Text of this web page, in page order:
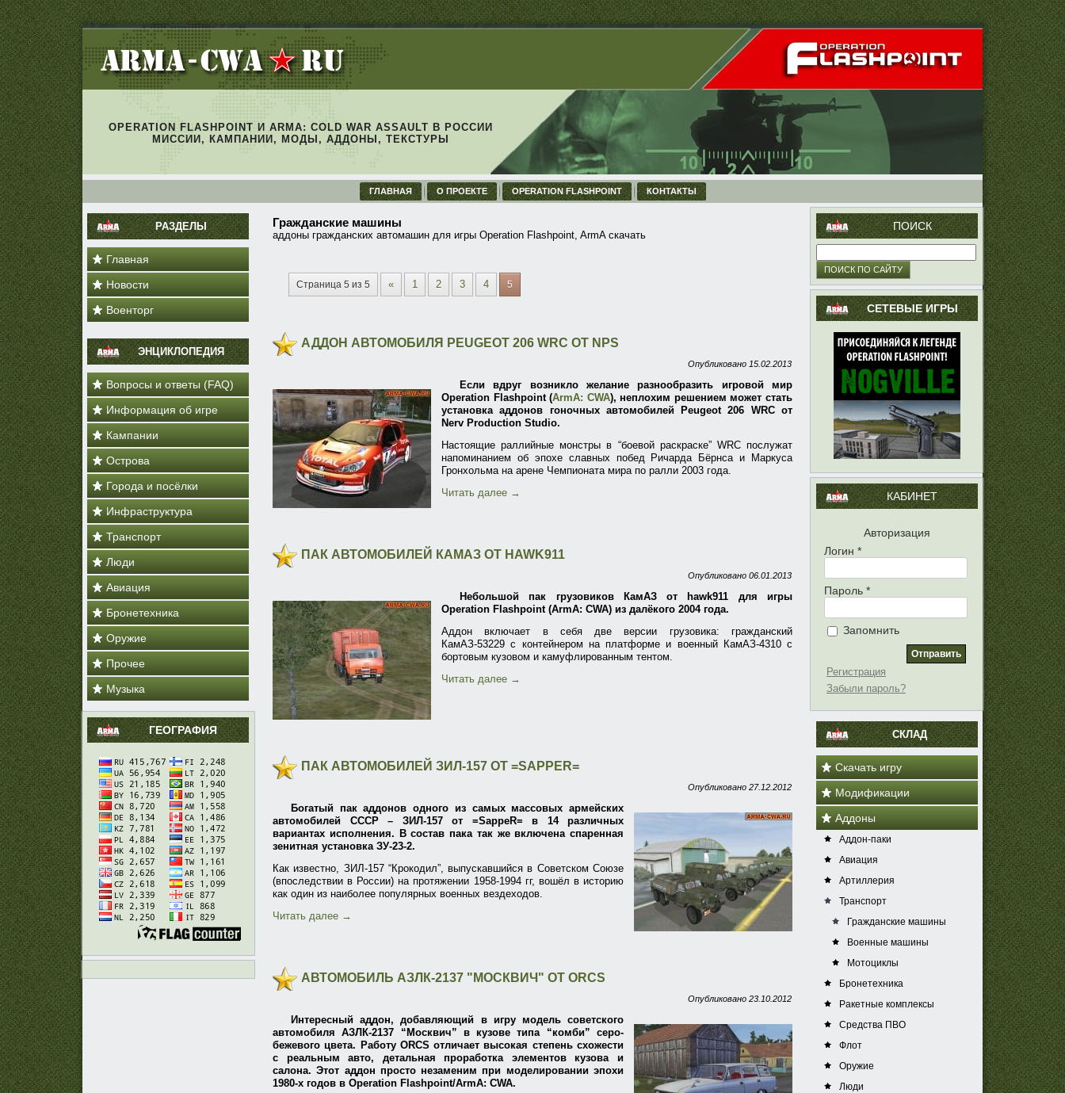
OPERATION FLASHPOINT И ARMA: COLD WAR ASSAULT В РОССИИ
МИССИИ, КАМПАНИИ, МОДЫ, АДДОНЫ, ТЕКСТУРЫ
ГЛАВНАЯ О ПРОЕКТЕ OPERATION FLASHPOINT КОНТАКТЫ
РАЗДЕЛЫ
Главная
Новости
Военторг
ЭНЦИКЛОПЕДИЯ
Вопросы и ответы (FAQ)
Информация об игре
Кампании
Острова
Города и посёлки
Инфраструктура
Транспорт
Люди
Авиация
Бронетехника
Оружие
Прочее
Музыка
ГЕОГРАФИЯ
Гражданские машины
аддоны гражданских автомашин для игры Operation Flashpoint, ArmA скачать
Страница 5 из 5 « 1 2 3 4 5
АДДОН АВТОМОБИЛЯ PEUGEOT 206 WRC ОТ NPS
Опубликовано 15.02.2013
Если вдруг возникло желание разнообразить игровой мир
Operation Flashpoint (ArmA: CWA), неплохим решением может стать
установка аддонов гоночных автомобилей Peugeot 206 WRC от
Nerv Production Studio.
Настоящие раллийные монстры в “боевой раскраске” WRC послужат
напоминанием об эпохе славных побед Ричарда Бёрнса и Маркуса
Гронхольма на арене Чемпионата мира по ралли 2003 года.
Читать далее →
ПАК АВТОМОБИЛЕЙ КАМАЗ ОТ HAWK911
Опубликовано 06.01.2013
Небольшой пак грузовиков КамАЗ от hawk911 для игры
Operation Flashpoint (ArmA: CWA) из далёкого 2004 года.
Аддон включает в себя две версии грузовика: гражданский
КамАЗ-53229 с контейнером на платформе и военный КамАЗ-4310 с
бортовым кузовом и камуфлированным тентом.
Читать далее →
ПАК АВТОМОБИЛЕЙ ЗИЛ-157 ОТ =SAPPER=
Опубликовано 27.12.2012
Богатый пак аддонов одного из самых массовых армейских
автомобилей СССР – ЗИЛ-157 от =SappeR= в 14 различных
вариантах исполнения. В состав пака так же включена спаренная
зенитная установка ЗУ-23-2.
Как известно, ЗИЛ-157 “Крокодил”, выпускавшийся в Советском Союзе
(впоследствии в России) на протяжении 1958-1994 гг, вошёл в историю
как один из наиболее популярных военных вездеходов.
Читать далее →
АВТОМОБИЛЬ АЗЛК-2137 "МОСКВИЧ" ОТ ORCS
Опубликовано 23.10.2012
Интересный аддон, добавляющий в игру модель советского
автомобиля АЗЛК-2137 “Москвич” в кузове типа “комби” серо-
бежевого цвета. Работу ORCS отличает высокая степень схожести
с реальным авто, детальная проработка элементов кузова и
салона. Этот аддон просто незаменим при моделировании эпохи
1980-х годов в Operation Flashpoint/ArmA: CWA.
ПОИСК
СЕТЕВЫЕ ИГРЫ
КАБИНЕТ
Авторизация
Логин *
Пароль *
Запомнить
Регистрация
Забыли пароль?
СКЛАД
Скачать игру
Модификации
Аддоны
Аддон-паки
Авиация
Артиллерия
Транспорт
Гражданские машины
Военные машины
Мотоциклы
Бронетехника
Ракетные комплексы
Средства ПВО
Флот
Оружие
Люди